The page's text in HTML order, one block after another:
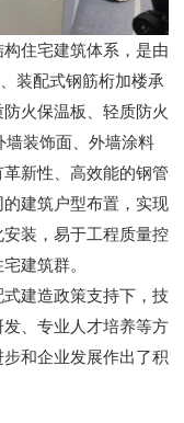
住宅建筑体系，是由
装配式钢筋桁加楼承
火保温板、轻质防火
墙装饰面、外墙涂料
新性、高效能的钢管
建筑户型布置，实现
装，易于工程质量控
建筑群。
建造政策支持下，技
、专业人才培养等方
和企业发展作出了积